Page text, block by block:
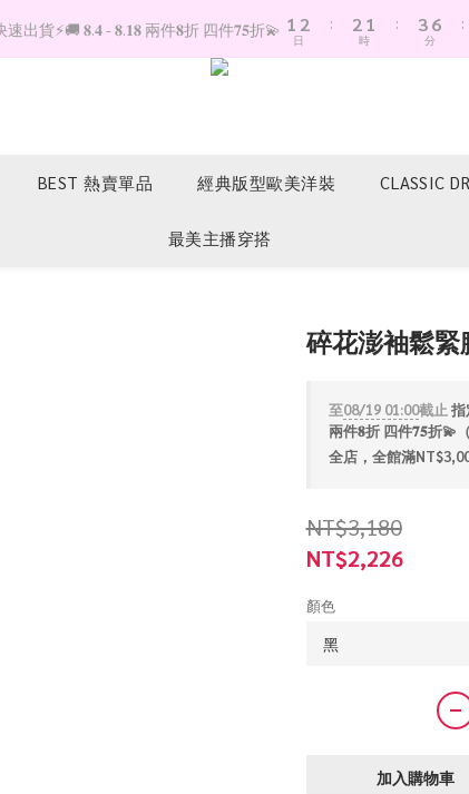
出貨⚡️🚚 𝟖.𝟒 - 𝟖.𝟏𝟖 兩件𝟖折 四件𝟕𝟓折💫 1
0
2
1
日
:
2
1
1
0
時
:
3
2
6
5
分
:
BEST 熱賣單品 經典版型歐美洋裝 CLASSIC
最美主播穿搭
碎花澎袖鬆緊
至08/19 01:00截止 指
兩件𝟖折 四件𝟕𝟓折💫
全店，全館滿
NT$3,180
NT$2,226
顏色
加入購物車